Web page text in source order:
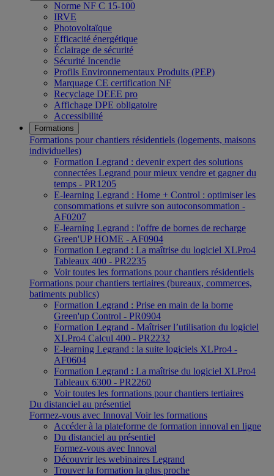
Norme NF C 15-100
IRVE
Photovoltaïque
Efficacité énergétique
Éclairage de sécurité
Sécurité Incendie
Profils Environnementaux Produits (PEP)
Marquage CE certification NF
Recyclage DEEE pro
Affichage DPE obligatoire
Accessibilité
Formations
Formations pour chantiers résidentiels (logements, maisons
individuelles)
Formation Legrand : devenir expert des solutions
connectées Legrand pour mieux vendre et gagner du
temps - PR1205
E-learning Legrand : Home + Control : optimiser les
consommations et suivre son autoconsommation -
AF0207
E-learning Legrand : l'offre de bornes de recharge
Green'UP HOME - AF0904
Formation Legrand : La maîtrise du logiciel XLPro4
Tableaux 400 - PR2235
Voir toutes les formations pour chantiers résidentiels
Formations pour chantiers tertiaires (bureaux, commerces,
batiments publics)
Formation Legrand : Prise en main de la borne
Green'up Control - PR0904
Formation Legrand - Maîtriser l’utilisation du logiciel
XLPro4 Calcul 400 - PR2232
E-learning Legrand : la suite logiciels XLPro4 -
AF0604
Formation Legrand : La maîtrise du logiciel XLPro4
Tableaux 6300 - PR2260
Voir toutes les formations pour chantiers tertiaires
Du distanciel au présentiel
Formez-vous avec Innoval Voir les formations
Accéder à la plateforme de formation innoval en ligne
Du distanciel au présentiel
Formez-vous avec Innoval
Découvrir les webinaires Legrand
Trouver la formation la plus proche